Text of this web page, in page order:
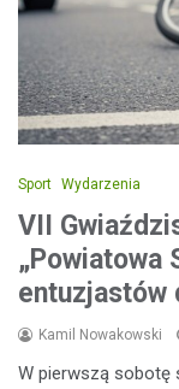
Sport Wydarzenia
VII
„Powiatowa
entuzjastów
Kamil Nowakowski
W pierwszą sobotę